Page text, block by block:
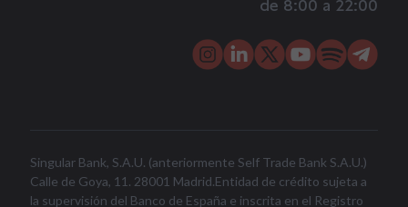
de 8:00 a 22:00
Singular Bank, S.A.U. (anteriormente Self Trade Bank S.A.U.)
Calle de Goya, 11. 28001 Madrid.Entidad de crédito sujeta a
la supervisión del Banco de España e inscrita en el Registro